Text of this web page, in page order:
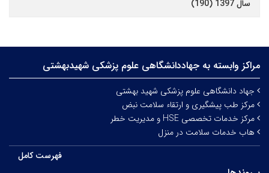
سال 1397 (190)
مراکز وابسته به جهاددانشگاهی علوم‌ پزشکی شهیدبهشتی
جهاد دانشگاهی علوم پزشکی شهید بهشتی
مرکز طب پیشگیری و ارتقاء سلامت نبض
مرکز خدمات تخصصی HSE و مدیریت خطر
هاب خدمات سلامت در منزل
فهرست کامل